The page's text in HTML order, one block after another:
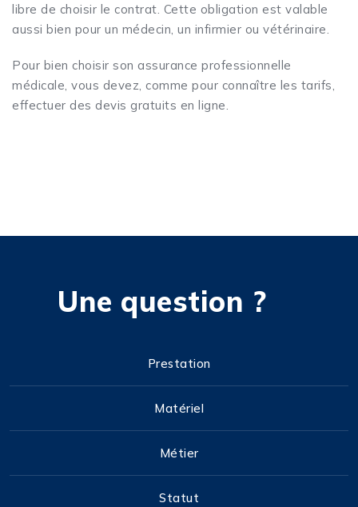
libre de choisir le contrat. Cette obligation est valable
aussi bien pour un médecin, un infirmier ou vétérinaire.
Pour bien choisir son assurance professionnelle
médicale, vous devez, comme pour connaître les tarifs,
effectuer des devis gratuits en ligne.
Une question ?
Prestation
Matériel
Métier
Statut